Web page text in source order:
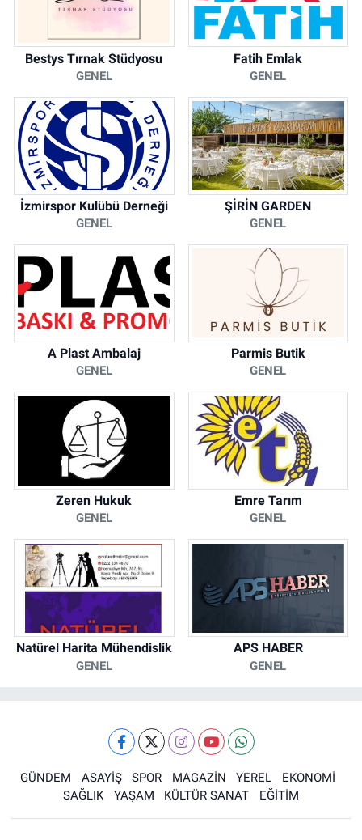
Bestys Tırnak Stüdyosu
GENEL
Fatih Emlak
GENEL
İzmirspor Kulübü Derneği
GENEL
ŞİRİN GARDEN
GENEL
A Plast Ambalaj
GENEL
Parmis Butik
GENEL
Zeren Hukuk
GENEL
Emre Tarım
GENEL
Natürel Harita Mühendislik
GENEL
APS HABER
GENEL
GÜNDEM ASAYİŞ SPOR MAGAZİN YEREL
EKONOMİ
SAĞLIK
YAŞAM KÜLTÜR SANAT EĞİTİM